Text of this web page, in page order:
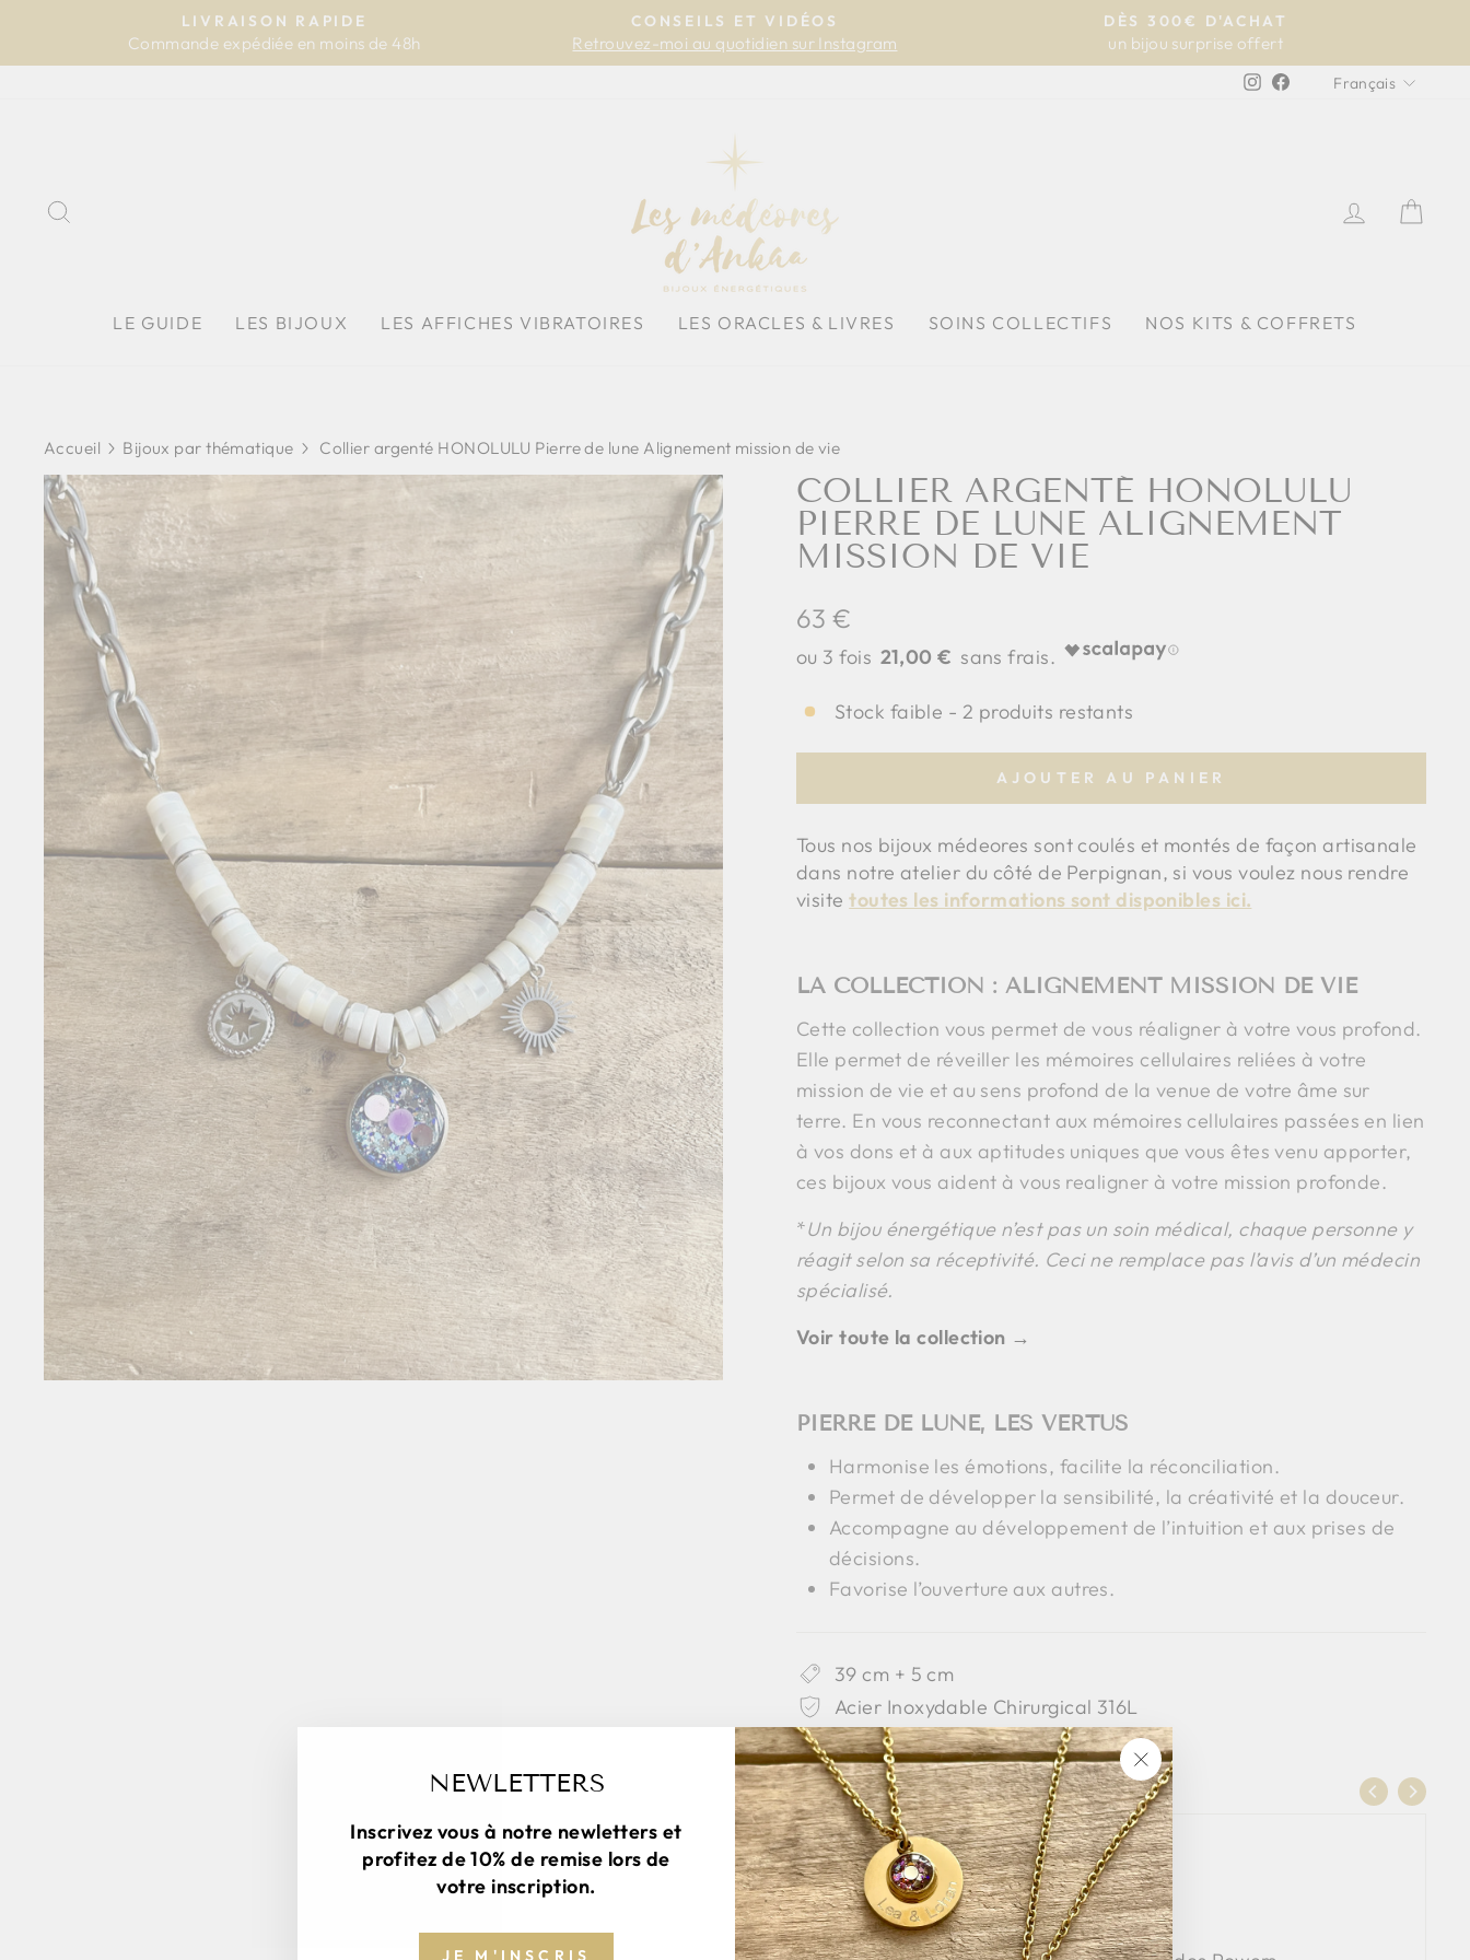
contenu
Diaporama
LIVRAISON RAPIDE
Commande expédiée en moins de 48h
CONSEILS ET VIDÉOS
Retrouvez-moi au quotidien sur Instagram
DÈS 300€ D'ACHAT
un bijou surprise offert
Instagram
FacebookFrançais
SE
LE GUIDE LES BIJOUX LES AFFICHES VIBRATOIRES LES ORACLES & LIVRES SOINS COLLECTIFS NOS KITS & COFFRETS
NEWLETTERS
Inscrivez vous à notre newletters et
profitez de 10% de remise lors de
votre inscription.
JE M'INSCRIS
"Fermer
(Esc)"
Accueil Bijoux par thématique Collier argenté HONOLULU Pierre de lune Alignement mission de vie
COLLIER ARGENTÉ HONOLULU
PIERRE DE LUNE ALIGNEMENT
MISSION DE VIE
Prix
63 €
21,00 €
Stock faible - 2 produits restants
AJOUTER AU PANIER
Tous nos bijoux médeores sont coulés et montés de façon artisanale
dans notre atelier du côté de Perpignan, si vous voulez nous rendre
visitetoutes les informations sont disponibles ici.
LA COLLECTION : ALIGNEMENT MISSION DE VIE
Cette collection vous permet de vous réaligner à votre vous profond.
Elle permet de réveiller les mémoires cellulaires reliées à votre
mission de vie et au sens profond de la venue de votre âme sur
terre. En vous reconnectant aux mémoires cellulaires passées en lien
à vos dons et à aux aptitudes uniques que vous êtes venu apporter,
ces bijoux vous aident à vous realigner à votre mission profonde.
*Un bijou énergétique n’est pas un soin médical, chaque personne y
réagit selon sa réceptivité. Ceci ne remplace pas l’avis d’un médecin
spécialisé.
Voir toute la collection →
PIERRE DE LUNE, LES VERTUS
Harmonise les émotions, facilite la réconciliation.
Permet de développer la sensibilité, la créativité et la douceur.
Accompagne au développement de l’intuition et aux prises de
décisions.
Favorise l’ouverture aux autres.
39 cm + 5 cm
Acier Inoxydable Chirurgical 316L
Fabrication artisanale en France